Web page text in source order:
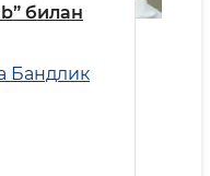
билан
Бандлик